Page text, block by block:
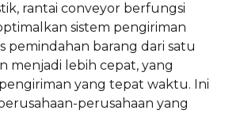
rantai conveyor berfungsi
sistem pengiriman
pemindahan barang dari satu
menjadi lebih cepat, yang
yang tepat waktu. Ini
perusahaan yang